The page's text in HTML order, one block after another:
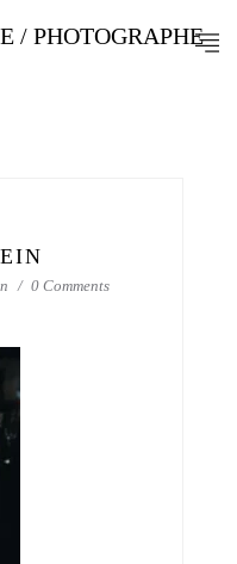
/ PHOTOGRAPHE
0 Comments